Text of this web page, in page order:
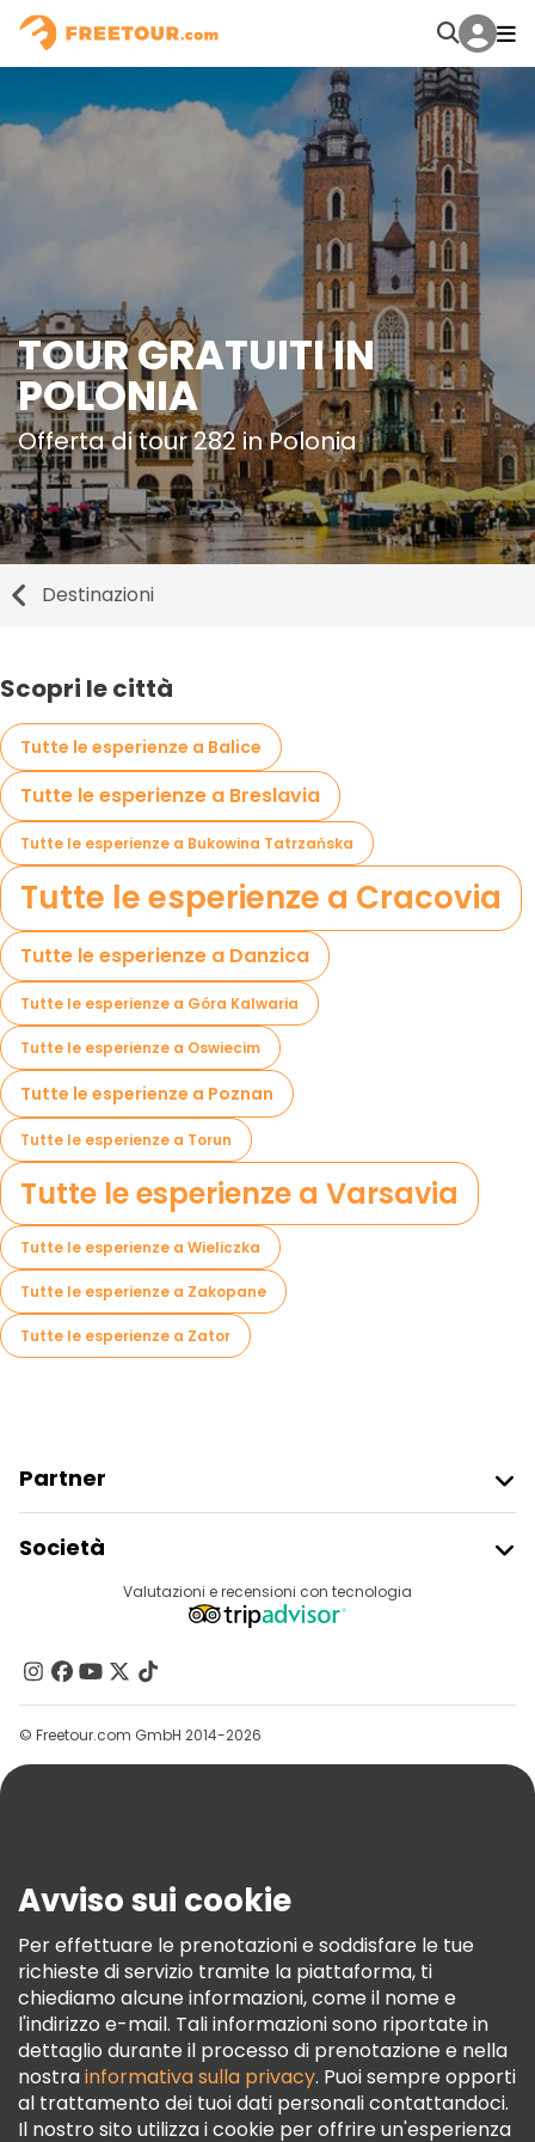
TOUR GRATUITI IN
POLONIA
Offerta di tour 282 in Polonia
Destinazioni
Scopri le città
Tutte le esperienze a Balice
Tutte le esperienze a Breslavia
Tutte le esperienze a Bukowina Tatrzańska
Tutte le esperienze a Cracovia
Tutte le esperienze a Danzica
Tutte le esperienze a Góra Kalwaria
Tutte le esperienze a Oswiecim
Tutte le esperienze a Poznan
Tutte le esperienze a Torun
Tutte le esperienze a Varsavia
Tutte le esperienze a Wieliczka
Tutte le esperienze a Zakopane
Tutte le esperienze a Zator
Partner
Accesso Del Fornitore
Programma Di Affiliazione
Società
Destinazioni
Contattaci
Gruppi
Aiuto
Termini E Condizioni
Informativa Sui Cookie
Freetour Premi
Programma Di Fidelizzazione
Valutazioni e recensioni con tecnologia
© Freetour.com GmbH 2014-2026
Avviso sui cookie
Per effettuare le prenotazioni e soddisfare le tue
richieste di servizio tramite la piattaforma, ti
chiediamo alcune informazioni, come il nome e
l'indirizzo e-mail. Tali informazioni sono riportate in
dettaglio durante il processo di prenotazione e nella
nostrainformativa sulla privacy. Puoi sempre opporti
al trattamento dei tuoi dati personali contattandoci.
Il nostro sito utilizza i cookie per offrire un'esperienza